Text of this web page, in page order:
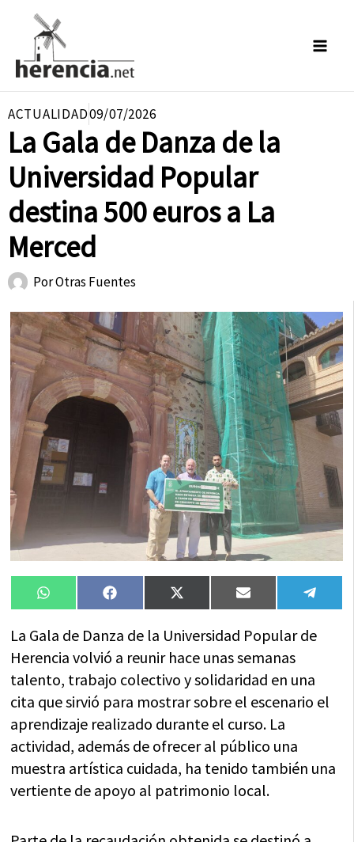
contenido
ACTUALIDAD09/07/2026
La Gala de Danza de la
Universidad Popular
destina 500 euros a La
Merced
PorOtras Fuentes
Compartir
en
WhatsAppCompartir
en
FacebookCompartir
en
X
(Twitter)
Compartir
en
Email
en
La Gala de Danza de la Universidad Popular de
Herencia volvió a reunir hace unas semanas
talento, trabajo colectivo y solidaridad en una
cita que sirvió para mostrar sobre el escenario el
aprendizaje realizado durante el curso. La
actividad, además de ofrecer al público una
muestra artística cuidada, ha tenido también una
vertiente de apoyo al patrimonio local.